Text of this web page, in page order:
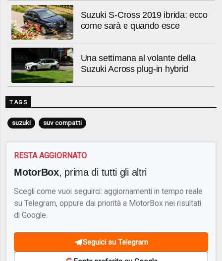
Suzuki S-Cross 2019 ibrida: ecco
come sarà e quando esce
Una settimana al volante della
Suzuki Across plug-in hybrid
TAGS
suzuki suv compatti
RESTA AGGIORNATO
MotorBox, prima di tutti gli altri
Scegli come vuoi seguirci: aggiornamenti in tempo reale
su Telegram, oppure dai priorità a MotorBox nei risultati
di Google.
Seguici su Telegram